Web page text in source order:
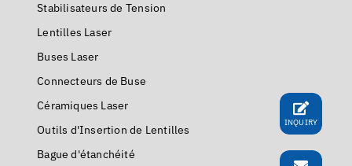
Stabilisateurs de Tension
Lentilles Laser
Buses Laser
Connecteurs de Buse
Céramiques Laser
Outils d'Insertion de Lentilles
Bague d'étanchéité
INQUIRY